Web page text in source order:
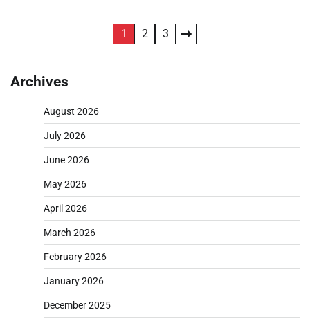
1 2 3
Archives
August 2026
July 2026
June 2026
May 2026
April 2026
March 2026
February 2026
January 2026
December 2025